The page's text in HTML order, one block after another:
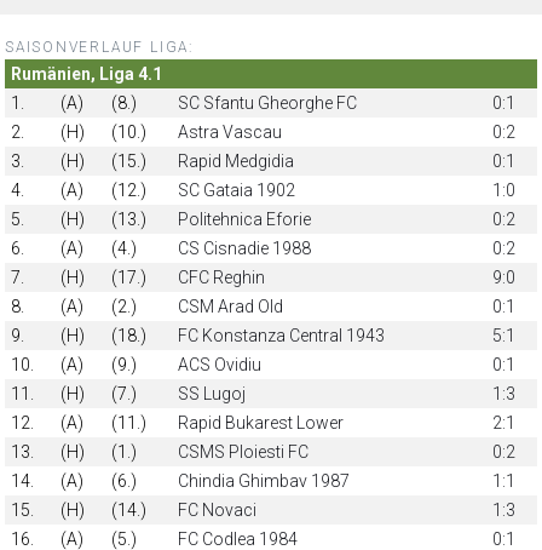
SAISONVERLAUF LIGA:
Rumänien, Liga 4.1
1.
(A) (8.) SC Sfantu Gheorghe FC
0:1
2.
(H) (10.) Astra Vascau
0:2
3.
(H) (15.) Rapid Medgidia
0:1
4.
(A) (12.) SC Gataia 1902
1:0
5.
(H) (13.) Politehnica Eforie
0:2
6.
(A) (4.) CS Cisnadie 1988
0:2
7.
(H) (17.) CFC Reghin
9:0
8.
(A) (2.) CSM Arad Old
0:1
9.
(H) (18.) FC Konstanza Central 1943
5:1
10.
(A) (9.) ACS Ovidiu
0:1
11.
(H) (7.) SS Lugoj
1:3
12.
(A) (11.) Rapid Bukarest Lower
2:1
13.
(H) (1.) CSMS Ploiesti FC
0:2
14.
(A) (6.) Chindia Ghimbav 1987
1:1
15.
(H) (14.) FC Novaci
1:3
16.
(A) (5.) FC Codlea 1984
0:1